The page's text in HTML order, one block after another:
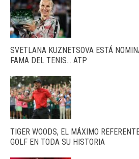
SVETLANA KUZNETSOVA ESTÁ
FAMA DEL TENIS… ATP
TIGER WOODS, EL MÁXIMO
GOLF EN TODA SU HISTORIA